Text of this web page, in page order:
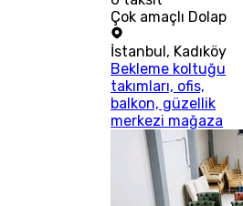
Çok amaçlı Dolap
İstanbul, Kadıköy
Bekleme koltuğu
takımları, ofis,
balkon, güzellik
merkezi mağaza